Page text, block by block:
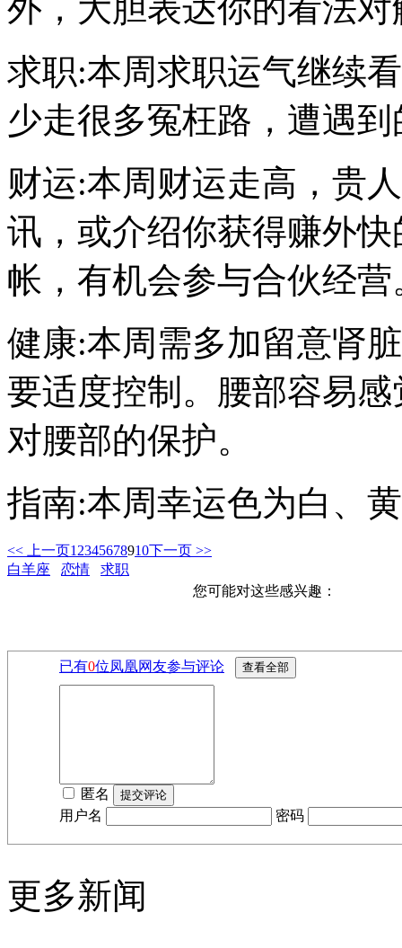
外，大胆表达你的看法
求职:本周求职运气继续
少走很多冤枉路，遭遇
财运:本周财运走高，贵
讯，或介绍你获得赚外
帐，有机会参与合伙经营
健康:本周需多加留意肾
要适度控制。腰部容易
对腰部的保护。
指南:本周幸运色为白、
<< 上一页1 2345678910下一页 >>
白羊座
恋情
求职
您可能对这些感兴趣：
已有0位凤凰网友参与评论
匿名
用户名
密码
更多新闻